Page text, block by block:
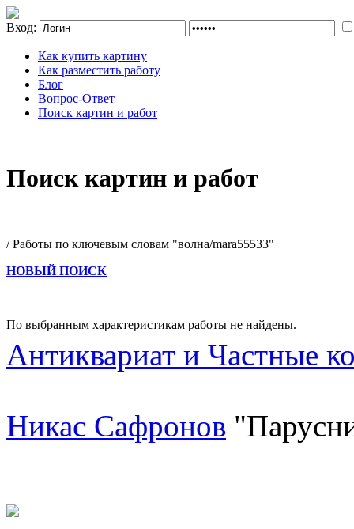
Вход:
Как купить картину
Как разместить работу
Блог
Вопрос-Ответ
Поиск картин и работ
Поиск картин и работ
/ Работы по ключевым словам "волна/mara55533"
НОВЫЙ ПОИСК
По выбранным характеристикам работы не найдены.
Антиквариат и Частные
Никас Сафронов